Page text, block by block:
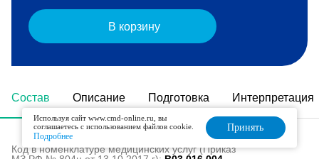
Состав Описание Подготовка Интерпретация
Код в номенклатуре медицинских услуг (Приказ
В корзину
Используя сайт www.cmd-online.ru, вы
соглашаетесь с использованием файлов cookie.
Подробнее
Принять